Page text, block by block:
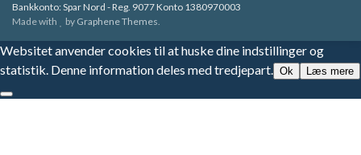
Bankkonto: Spar Nord - Reg. 9077 Konto 1380970003
Made with
by Graphene Themes.
Websitet anvender cookies til at huske dine indstillinger og
statistik. Denne information deles med tredjepart. Ok Læs mere